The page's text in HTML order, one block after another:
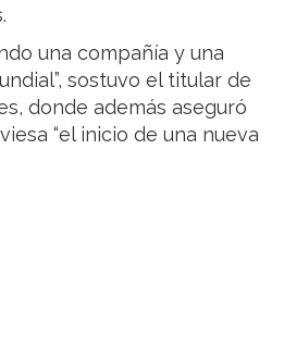
una compañía y una
sostuvo el titular de
donde además aseguró
“el inicio de una nueva